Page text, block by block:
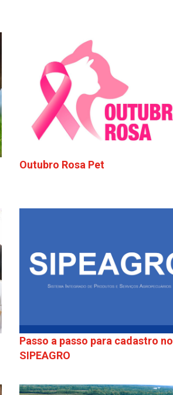
Outubro Rosa Pet
Passo a passo para cadastro no
SIPEAGRO